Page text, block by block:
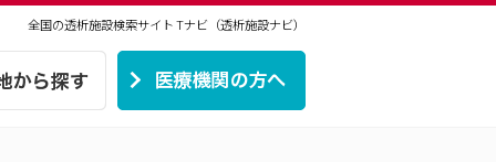
全国の透析施設検索サイトTナビ（透析施設ナビ）